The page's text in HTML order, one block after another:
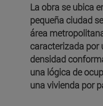
La obra se ubica
pequeña ciudad
área
caracterizada por
densidad
una lógica de
una vivienda por